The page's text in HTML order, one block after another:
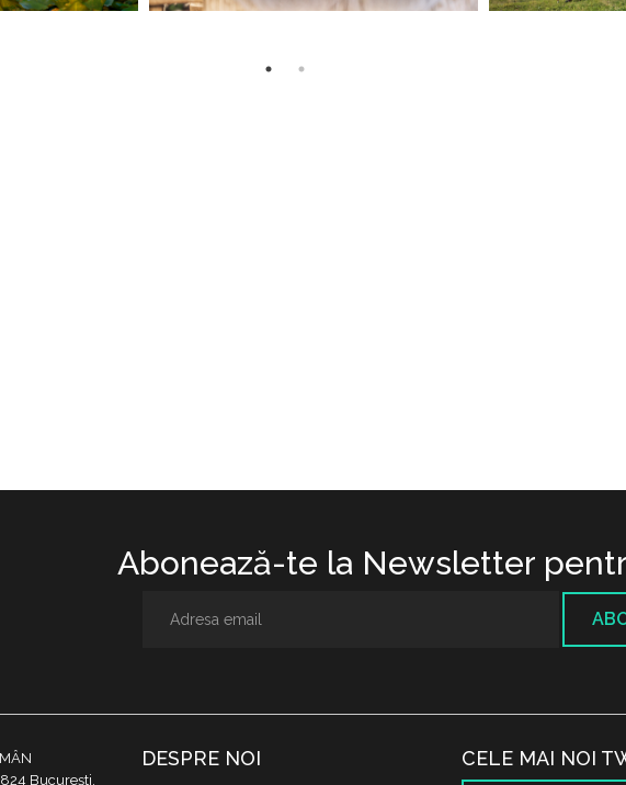
Abonează-te la Newsletter
București,
DESPRE NOI CELE MAI NOI